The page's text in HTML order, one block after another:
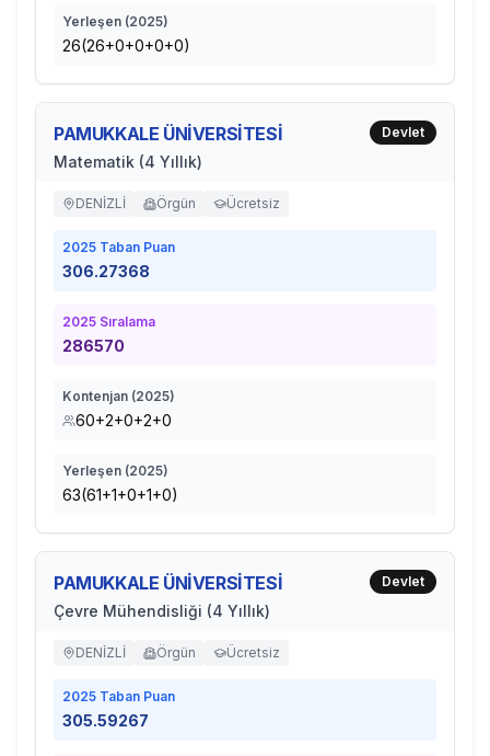
Yerleşen (2025)
26(26+0+0+0+0)
PAMUKKALE ÜNİVERSİTESİ
Matematik (4 Yıllık)
Devlet
DENİZLİ Örgün Ücretsiz
2025 Taban Puan
306.27368
2025 Sıralama
286570
Kontenjan (2025)
60+2+0+2+0
Yerleşen (2025)
63(61+1+0+1+0)
PAMUKKALE ÜNİVERSİTESİ
Çevre Mühendisliği (4 Yıllık)
Devlet
DENİZLİ Örgün Ücretsiz
2025 Taban Puan
305.59267